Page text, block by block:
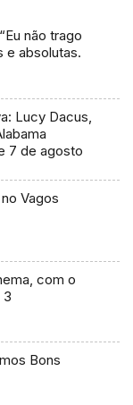
não trago
e absolutas.
Lucy Dacus,
7 de agosto
Vagos
com o
3
Bons